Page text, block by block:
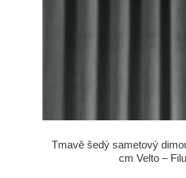
Tmavě šedý sametový
cm Velto –